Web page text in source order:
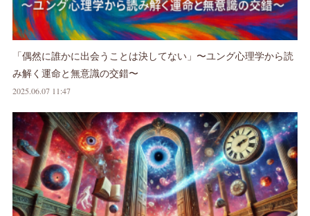
「偶然に誰かに出会うことは決してない」〜ユング心理学から読
み解く運命と無意識の交錯〜
2025.06.07 11:47